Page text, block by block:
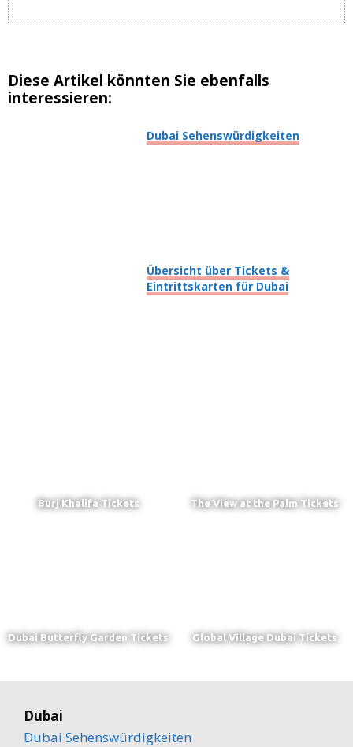
Diese Artikel könnten Sie ebenfalls
interessieren:
Dubai Sehenswürdigkeiten
Übersicht über Tickets &
Eintrittskarten für Dubai
Burj Khalifa Tickets The View at the Palm Tickets
Dubai Butterfly Garden Tickets Global Village Dubai Tickets
Dubai
Dubai Sehenswürdigkeiten